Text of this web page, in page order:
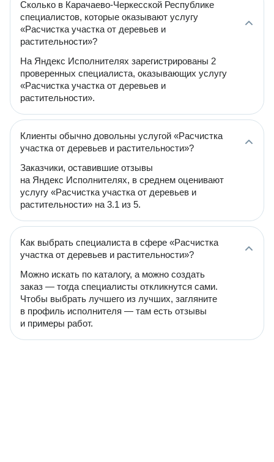
Сколько в Карачаево-Черкесской Республике
специалистов, которые оказывают услугу
«Расчистка участка от деревьев и
растительности»?
На Яндекс Исполнителях зарегистрированы 2
проверенных специалиста, оказывающих услугу
«Расчистка участка от деревьев и
растительности».
Клиенты обычно довольны услугой «Расчистка
участка от деревьев и растительности»?
Заказчики, оставившие отзывы
на Яндекс Исполнителях, в среднем оценивают
услугу «Расчистка участка от деревьев и
растительности» на 3.1 из 5.
Как выбрать специалиста в сфере «Расчистка
участка от деревьев и растительности»?
Можно искать по каталогу, а можно создать
заказ — тогда специалисты откликнутся сами.
Чтобы выбрать лучшего из лучших, загляните
в профиль исполнителя — там есть отзывы
и примеры работ.